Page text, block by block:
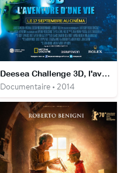
Deesea Challenge 3D, l'aventure d'une vie
Documentaire • 2014